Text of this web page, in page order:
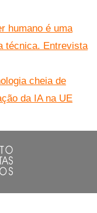
humano é uma
técnica. Entrevista
cheia de
da IA na UE